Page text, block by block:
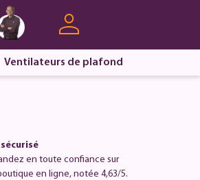
Ventilateurs de plafond
en toute confiance sur
en ligne, notée 4,63/5.